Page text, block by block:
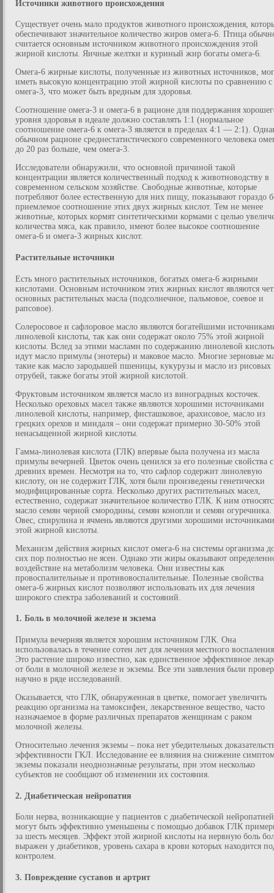
Источники животного происхождения
Существует очень мало продуктов животного происхождения,
обеспечивают значительное количество жиров омега-6. Птица
считается основным источником животного происхождения этой
жирной кислоты. Яичные желтки и куриный жир богаты омега-6.
Омега-6 жирные кислоты, полученные из животных источников,
иметь высокую концентрацию этой жирной кислоты по сравнению с
омега-3, что может быть вредным для здоровья.
Соотношение омега-3 и омега-6 в рационе для поддержания
уровня здоровья в идеале должно составлять 1:1 (нормальное
соотношение омега-6 к омега-3 является в пределах 4:1 — 2:1).
обычном рационе среднестатистического современного человека
до 20 раз больше, чем омега-3.
Исследователи обнаружили, что основной причиной такой
концентрации является количественный подход к животноводству в
современном сельском хозяйстве. Свободные животные, которые
потребляют более естественную для них пищу, показывают гораздо
приемлемое соотношение этих двух жирных кислот. Тем не менее
животные, которых кормят синтетическими кормами с целью
количества мяса, как правило, имеют более высокое соотношение
омега-6 и омега-3 жирных кислот.
Растительные источники
Есть много растительных источников, богатых омега-6 жирными
кислотами. Основным источником этих жирных кислот являются
основных растительных масла (подсолнечное, пальмовое, соевое и
рапсовое).
Солеросовое и сафлоровое масло являются богатейшими
линолевой кислоты, так как они содержат около 75% этой жирной
кислоты. Вслед за этими маслами по содержанию линолевой
идут масло примулы (энотеры) и маковое масло. Многие зерновые
такие как масло зародышей пшеницы, кукурузы и масло из рисовых
отрубей, также богаты этой жирной кислотой.
Фруктовым источником является масло из виноградных косточек.
Несколько ореховых масел также являются хорошими источниками
линолевой кислоты, например, фисташковое, арахисовое, масло из
грецких орехов и миндаля – они содержат примерно 30-50% этой
ненасыщенной жирной кислоты.
Гамма-линолевая кислота (ГЛК) впервые была получена из масла
примулы вечерней. Цветок очень ценился за его полезные свойства с
древних времен. Несмотря на то, что сафлор содержит линолевую
кислоту, он не содержит ГЛК, хотя были произведены генетически
модифицированные сорта. Несколько других растительных масел,
естественно, содержат значительное количество ГЛК. К ним
масло семян черной смородины, семян конопли и семян огуречника.
Овес, спирулина и ячмень являются другими хорошими источниками
этой жирной кислоты.
Механизм действия жирных кислот омега-6 на системы организма
сих пор полностью не ясен. Однако эти жиры оказывают
воздействие на метаболизм человека. Они известны как
провоспалительные и противовоспалительные. Полезные свойства
омега-6 жирных кислот позволяют использовать их для лечения
широкого спектра заболеваний и состояний.
1. Боль в молочной железе и экзема
Примула вечерняя является хорошим источником ГЛК. Она
использовалась в течение сотен лет для лечения местного
Это растение широко известно, как единственное эффективное
от боли в молочной железе и экземы. Все эти заявления были
научно в ряде исследований.
Оказывается, что ГЛК, обнаруженная в цветке, помогает увеличить
реакцию организма на тамоксифен, лекарственное вещество, часто
назначаемое в форме различных препаратов женщинам с раком
молочной железы.
Относительно лечения экземы – пока нет убедительных
эффективности ГКЛ. Исследование ее влияния на снижение
экземы показали неоднозначные результаты, при этом несколько
субъектов не сообщают об изменении их состояния.
2. Диабетическая нейропатия
Боли нерва, возникающие у пациентов с диабетической
могут быть эффективно уменьшены с помощью добавок ГЛК
за шесть месяцев. Эффект этой жирной кислоты на нервную боль
выражен у диабетиков, уровень сахара в крови которых находится
контролем.
3. Повреждение суставов и артрит